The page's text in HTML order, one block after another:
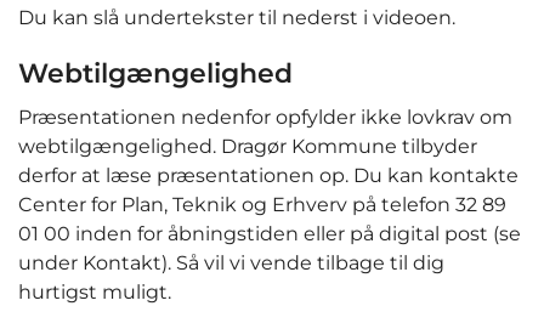
Du kan slå undertekster til nederst i videoen.
Webtilgængelighed
Præsentationen nedenfor opfylder ikke lovkrav om
webtilgængelighed. Dragør Kommune tilbyder
derfor at læse præsentationen op. Du kan kontakte
Center for Plan, Teknik og Erhverv på telefon 32 89
01 00 inden for åbningstiden eller på digital post (se
under Kontakt). Så vil vi vende tilbage til dig
hurtigst muligt.